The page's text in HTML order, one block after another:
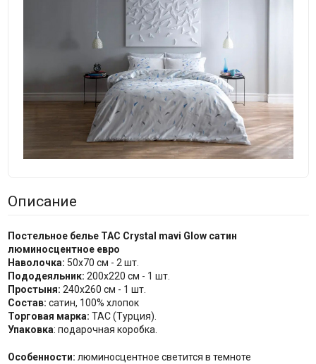
Описание
Постельное белье TAC Crystal mavi Glow сатин
люминосцентное евро
Наволочка: 50х70 см - 2 шт.
Пододеяльник: 200x220 см - 1 шт.
Простыня: 240х260 см - 1 шт.
Состав: сатин, 100% хлопок
Торговая марка: TAC (Турция).
Упаковка: подарочная коробка.
Особенности: люминосцентное светится в темноте